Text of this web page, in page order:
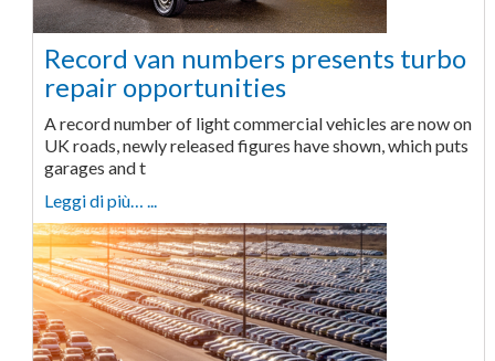
Record van numbers presents turbo
repair opportunities
A record number of light commercial vehicles are now on
UK roads, newly released figures have shown, which puts
garages and t
Leggi di più… ...